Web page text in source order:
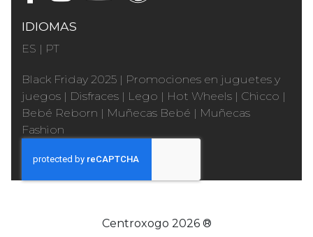
IDIOMAS
ES | PT
Black Friday 2025 | Promociones en juguetes y
juegos | Disfraces | Lego | Hot Wheels | Chicco |
Bebé Reborn | Muñecas Bebé | Muñecas
Fashion
Centroxogo 2026 ®